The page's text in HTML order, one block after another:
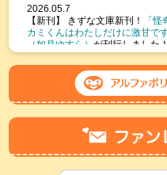
2026.05.7
【新刊】
きずな文庫新刊！ 「
カミくんはわたしだけに激甘で
（如月ゆすら） が刊行しました！
2026.04.1
きずな文庫新刊！「神
「陰陽師クラブへようこそ５」